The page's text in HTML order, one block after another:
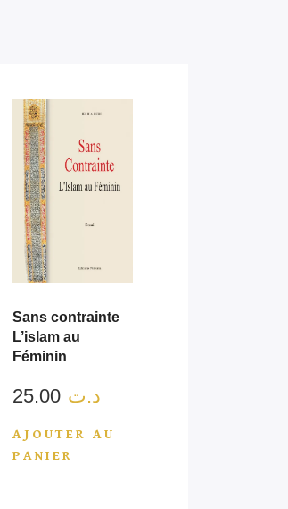
Sans contrainte
L’islam au
Féminin
د.ت
AJOUTER AU
PANIER